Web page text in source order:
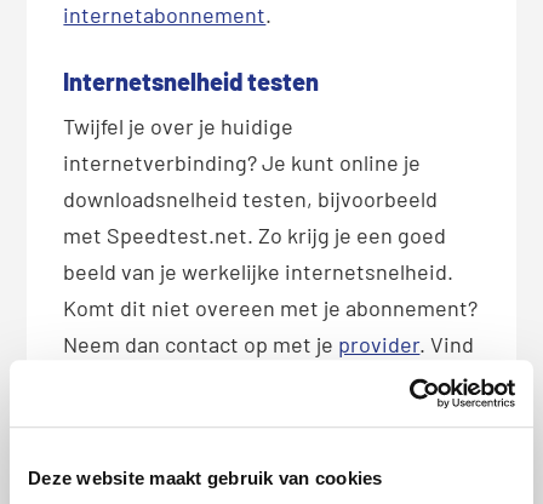
Deze website maakt gebruik van cookies
internetabonnement.
Internetsnelheid testen
Twijfel je over je huidige
internetverbinding? Je kunt online je
downloadsnelheid testen, bijvoorbeeld
met Speedtest.net. Zo krijg je een goed
beeld van je werkelijke internetsnelheid.
Komt dit niet overeen met je abonnement?
Neem dan contact op met je provider. Vind
je de internetsnelheid te laag? Kijk dan
eens naar een andere provider of ander
internetsnelheid.